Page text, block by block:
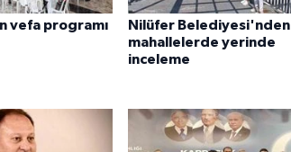
vefa programı
Nilüfer Belediyesi'nden
mahallelerde yerinde
inceleme